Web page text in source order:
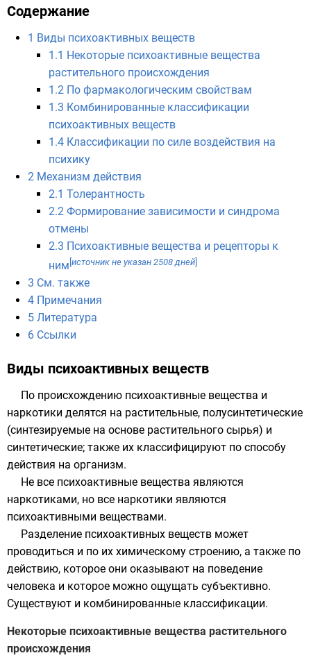
Содержание
1 Виды психоактивных веществ
1.1 Некоторые психоактивные вещества
растительного происхождения
1.2 По фармакологическим свойствам
1.3 Комбинированные классификации
психоактивных веществ
1.4 Классификации по силе воздействия на
психику
2 Механизм действия
2.1 Толерантность
2.2 Формирование зависимости и синдрома
отмены
2.3 Психоактивные вещества и рецепторы к
ним источник не указан 2508 дней
3 См. также
4 Примечания
5 Литература
6 Ссылки
Виды психоактивных веществ
По происхождению психоактивные вещества и
наркотики делятся на растительные, полусинтетические
(синтезируемые на основе растительного сырья) и
синтетические; также их классифицируют по способу
действия на организм.
Не все психоактивные вещества являются
наркотиками, но все наркотики являются
психоактивными веществами.
Разделение психоактивных веществ может
проводиться и по их химическому строению, а также по
действию, которое они оказывают на поведение
человека и которое можно ощущать субъективно.
Существуют и комбинированные классификации.
Некоторые психоактивные вещества растительного
происхождения